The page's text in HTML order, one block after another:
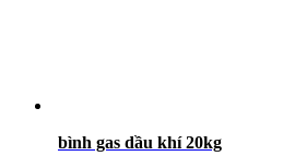
bình gas dầu khí 20kg